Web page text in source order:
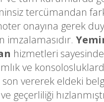
tercümandan
onayına gerek
imzalamasıdır.
hizmetleri
ve
son vererek eldeki
geçerliliği